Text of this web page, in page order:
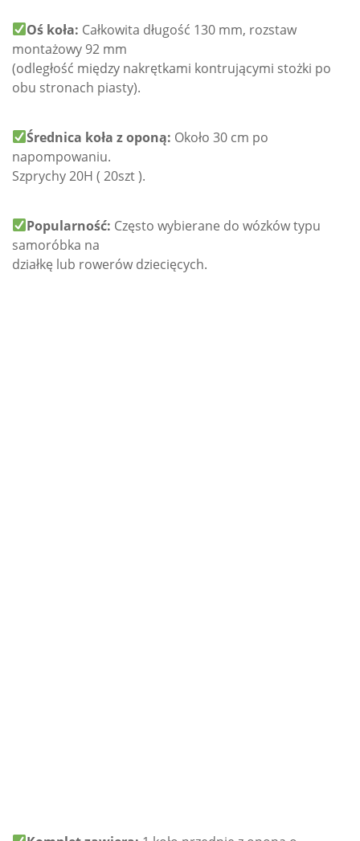
Oś koła: Całkowita długość 130 mm, rozstaw
montażowy 92 mm
(odległość między nakrętkami kontrującymi stożki po
obu stronach piasty).
Średnica koła z oponą: Około 30 cm po
napompowaniu.
Szprychy 20H ( 20szt ).
Popularność: Często wybierane do wózków typu
samoróbka na
działkę lub rowerów dziecięcych.